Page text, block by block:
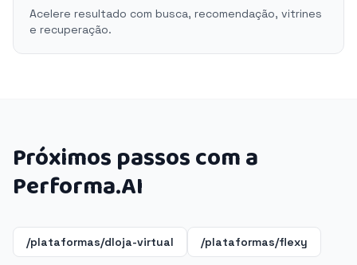
Acelere resultado com busca, recomendação, vitrines
e recuperação.
Próximos passos com a
Performa.AI
/plataformas/dloja-virtual /plataformas/flexy